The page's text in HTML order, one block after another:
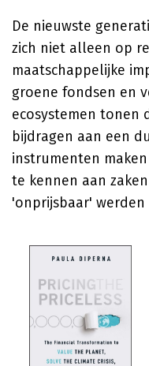
De nieuwste
zich niet alleen op
maatschappelijke
groene fondsen en
ecosystemen tonen
bijdragen aan een
instrumenten
te kennen aan
'onprijsbaar' werden